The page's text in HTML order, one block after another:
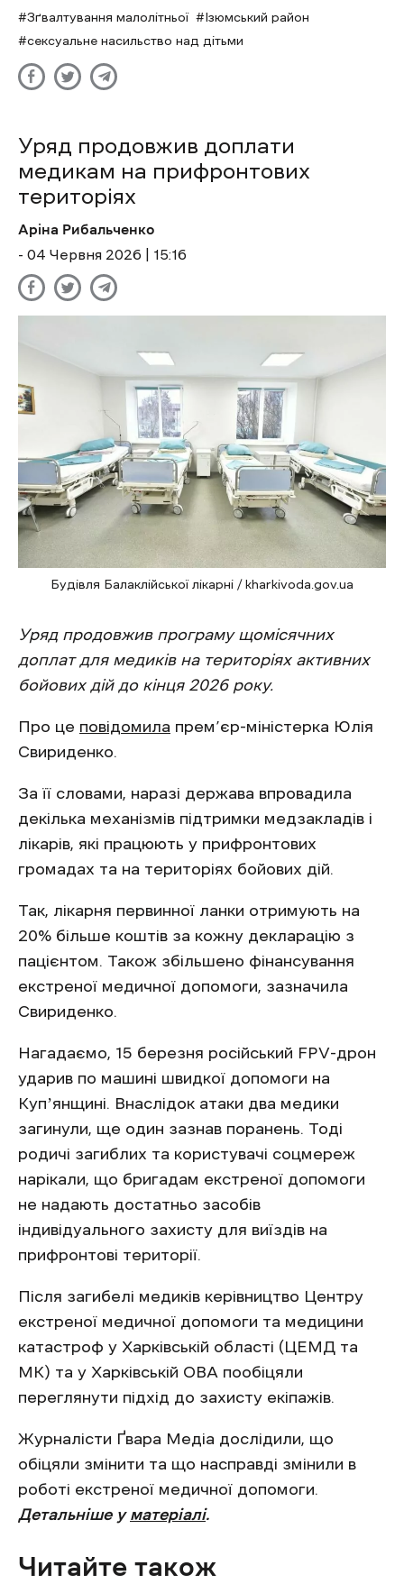
Зґвалтування малолітньої
Ізюмський район
сексуальне насильство над дітьми
Уряд продовжив доплати
медикам на прифронтових
територіях
Аріна Рибальченко
- 04 Червня 2026 | 15:16
Будівля Балаклійської лікарні / kharkivoda.gov.ua
Уряд продовжив програму щомісячних
доплат для медиків на територіях активних
бойових дій до кінця 2026 року.
Про це повідомила прем’єр-міністерка Юлія
Свириденко.
За її словами, наразі держава впровадила
декілька механізмів підтримки медзакладів і
лікарів, які працюють у прифронтових
громадах та на територіях бойових дій.
Так, лікарня первинної ланки отримують на
20% більше коштів за кожну декларацію з
пацієнтом. Також збільшено фінансування
екстреної медичної допомоги, зазначила
Свириденко.
Нагадаємо, 15 березня російський FPV-дрон
ударив по машині швидкої допомоги на
Купʼянщині. Внаслідок атаки два медики
загинули, ще один зазнав поранень. Тоді
родичі загиблих та користувачі соцмереж
нарікали, що бригадам екстреної допомоги
не надають достатньо засобів
індивідуального захисту для виїздів на
прифронтові території.
Після загибелі медиків керівництво Центру
екстреної медичної допомоги та медицини
катастроф у Харківській області (ЦЕМД та
МК) та у Харківській ОВА пообіцяли
переглянути підхід до захисту екіпажів.
Журналісти Ґвара Медіа дослідили, що
обіцяли змінити та що насправді змінили в
роботі екстреної медичної допомоги.
Детальніше у матеріалі.
Читайте також